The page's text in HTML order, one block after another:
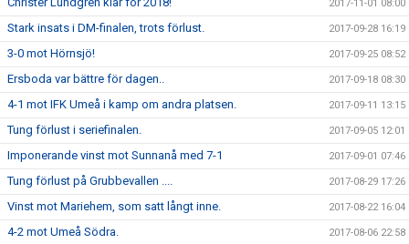
2017-11-01 08:00
Stark insats i DM-finalen, trots förlust. 2017-09-28 16:19
3-0 mot Hörnsjö! 2017-09-25 08:52
Ersboda var bättre för dagen.. 2017-09-18 08:30
4-1 mot IFK Umeå i kamp om andra platsen. 2017-09-11 13:15
Tung förlust i seriefinalen. 2017-09-05 12:01
Imponerande vinst mot Sunnanå med 7-1 2017-09-01 07:46
Tung förlust på Grubbevallen .... 2017-08-29 17:26
Vinst mot Mariehem, som satt långt inne. 2017-08-22 16:04
4-2 mot Umeå Södra. 2017-08-06 22:58